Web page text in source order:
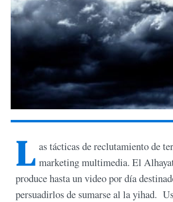
L as tácticas de reclutamiento de
marketing multimedia. El
produce hasta un video por día
persuadirlos de sumarse al la yihad.